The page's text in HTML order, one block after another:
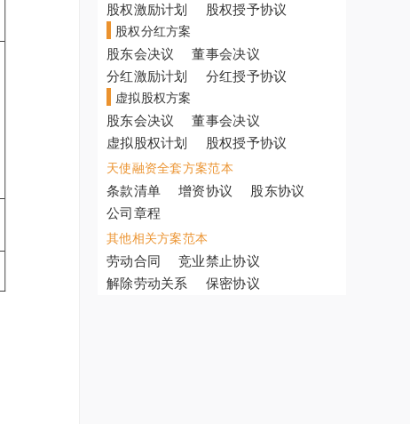
股权激励计划
股权授予协议
股权分红方案
股东会决议
董事会决议
分红激励计划
分红授予协议
虚拟股权方案
股东会决议
董事会决议
虚拟股权计划
股权授予协议
天使融资全套方案范本
条款清单 增资协议
股东协议
公司章程
其他相关方案范本
劳动合同
竞业禁止协议
解除劳动关系
保密协议